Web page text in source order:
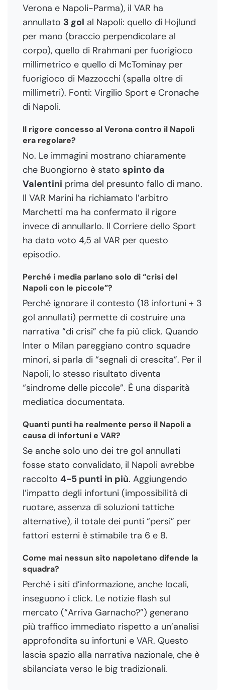
Verona e Napoli-Parma), il VAR ha
annullato 3 gol al Napoli: quello di Hojlund
per mano (braccio perpendicolare al
corpo), quello di Rrahmani per fuorigioco
millimetrico e quello di McTominay per
fuorigioco di Mazzocchi (spalla oltre di
millimetri). Fonti: Virgilio Sport e Cronache
di Napoli.
Il rigore concesso al Verona contro il Napoli
era regolare?
No. Le immagini mostrano chiaramente
che Buongiorno è stato spinto da
Valentini prima del presunto fallo di mano.
Il VAR Marini ha richiamato l’arbitro
Marchetti ma ha confermato il rigore
invece di annullarlo. Il Corriere dello Sport
ha dato voto 4,5 al VAR per questo
episodio.
Perché i media parlano solo di “crisi del
Napoli con le piccole”?
Perché ignorare il contesto (18 infortuni + 3
gol annullati) permette di costruire una
narrativa “di crisi” che fa più click. Quando
Inter o Milan pareggiano contro squadre
minori, si parla di “segnali di crescita”. Per il
Napoli, lo stesso risultato diventa
“sindrome delle piccole”. È una disparità
mediatica documentata.
Quanti punti ha realmente perso il Napoli a
causa di infortuni e VAR?
Se anche solo uno dei tre gol annullati
fosse stato convalidato, il Napoli avrebbe
raccolto 4-5 punti in più. Aggiungendo
l’impatto degli infortuni (impossibilità di
ruotare, assenza di soluzioni tattiche
alternative), il totale dei punti “persi” per
fattori esterni è stimabile tra 6 e 8.
Come mai nessun sito napoletano difende la
squadra?
Perché i siti d’informazione, anche locali,
inseguono i click. Le notizie flash sul
mercato (“Arriva Garnacho?”) generano
più traffico immediato rispetto a un’analisi
approfondita su infortuni e VAR. Questo
lascia spazio alla narrativa nazionale, che è
sbilanciata verso le big tradizionali.